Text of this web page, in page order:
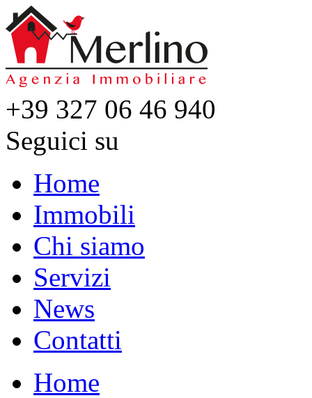
+39 327 06 46 940
Seguici su
Home
Immobili
Chi siamo
Servizi
News
Contatti
Home